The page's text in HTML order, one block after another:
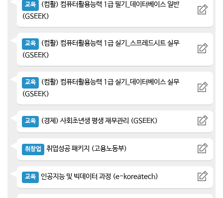
교육
(컴활) 컴퓨터활용능력 1급 필기_데이터베이스 일반
(GSEEK)
교육
(컴활) 컴퓨터활용능력 1급 실기_스프레드시트 실무
(GSEEK)
교육
(컴활) 컴퓨터활용능력 1급 실기_데이터베이스 실무
(GSEEK)
교육 (경제) 사회초년생 평생 재무관리 (GSEEK)
취창업 취업성공 패키지 (고용노동부)
교육 인공지능 및 빅데이터 과정 (e-koreatech)